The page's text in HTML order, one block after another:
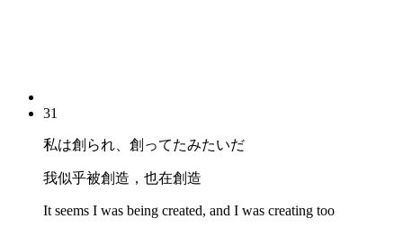
31
私は創られ、創ってたみたいだ
我似乎被創造，也在創造
It seems I was being created, and I was creating too